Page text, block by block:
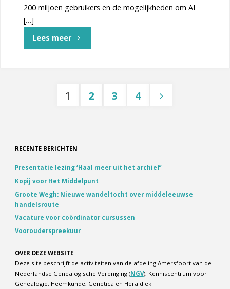
200 miljoen gebruikers en de mogelijkheden om AI
[…]
Lees meer"Artificial
genealogen"
paginering
1 2 3 4
RECENTE BERICHTEN
Presentatie lezing ‘Haal meer uit het archief’
Kopij voor Het Middelpunt
Groote Wegh: Nieuwe wandeltocht over middeleeuwse
handelsroute
Vacature voor coördinator cursussen
Voorouderspreekuur
OVER DEZE WEBSITE
Deze site beschrijft de activiteiten van de afdeling Amersfoort van de
Nederlandse Genealogische Vereniging (NGV), Kenniscentrum voor
Genealogie, Heemkunde, Genetica en Heraldiek.